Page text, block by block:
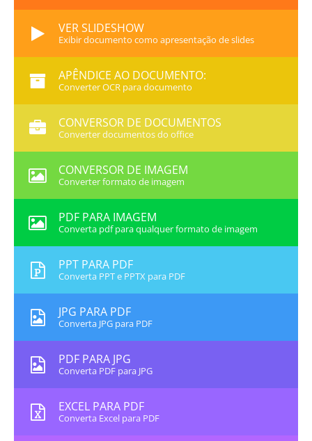
VER SLIDESHOW
Exibir documento como apresentação de slides
APÊNDICE AO DOCUMENTO:
Converter OCR para documento
CONVERSOR DE DOCUMENTOS
Converter documentos do office
CONVERSOR DE IMAGEM
Converter formato de imagem
PDF PARA IMAGEM
Converta pdf para qualquer formato de imagem
PPT PARA PDF
Converta PPT e PPTX para PDF
JPG PARA PDF
Converta JPG para PDF
PDF PARA JPG
Converta PDF para JPG
EXCEL PARA PDF
Converta Excel para PDF